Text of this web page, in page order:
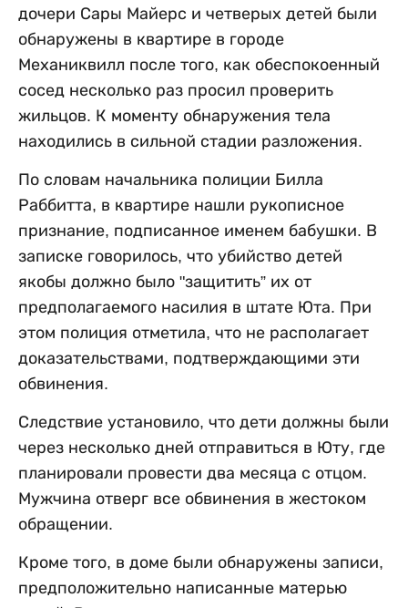
дочери Сары Майерс и четверых детей были
обнаружены в квартире в городе
Механиквилл после того, как обеспокоенный
сосед несколько раз просил проверить
жильцов. К моменту обнаружения тела
находились в сильной стадии разложения.
По словам начальника полиции Билла
Раббитта, в квартире нашли рукописное
признание, подписанное именем бабушки. В
записке говорилось, что убийство детей
якобы должно было "защитить” их от
предполагаемого насилия в штате Юта. При
этом полиция отметила, что не располагает
доказательствами, подтверждающими эти
обвинения.
Следствие установило, что дети должны были
через несколько дней отправиться в Юту, где
планировали провести два месяца с отцом.
Мужчина отверг все обвинения в жестоком
обращении.
Кроме того, в доме были обнаружены записи,
предположительно написанные матерью